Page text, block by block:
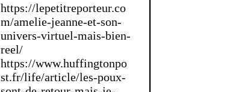
https://lepetitreporteur.co
m/amelie-jeanne-et-son-
univers-virtuel-mais-bien-
reel/
https://www.huffingtonpo
st.fr/life/article/les-poux-